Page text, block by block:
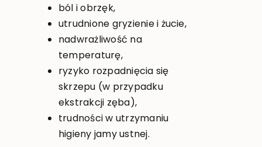
ból i obrzęk,
utrudnione gryzienie i żucie,
nadwrażliwość na
temperaturę,
ryzyko rozpadnięcia się
skrzepu (w przypadku
ekstrakcji zęba),
trudności w utrzymaniu
higieny jamy ustnej.